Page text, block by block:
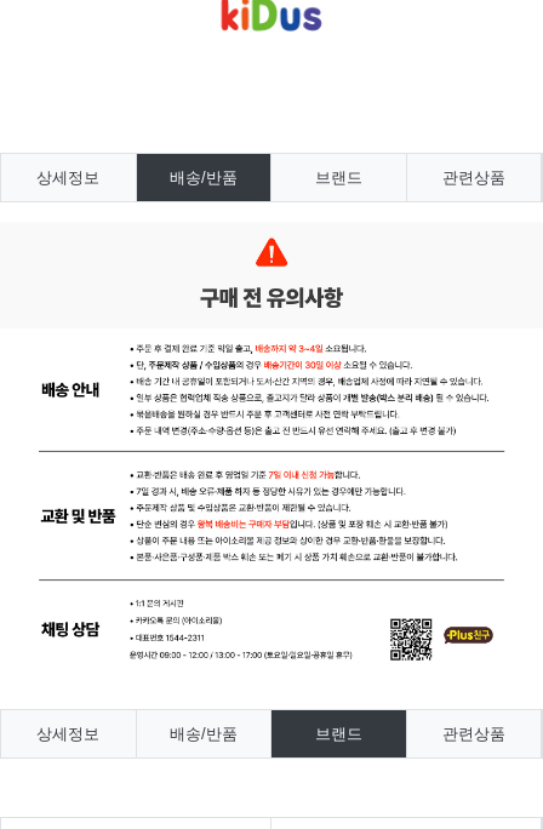
상세정보 배송/반품 브랜드 관련상품
상세정보 배송/반품 브랜드 관련상품